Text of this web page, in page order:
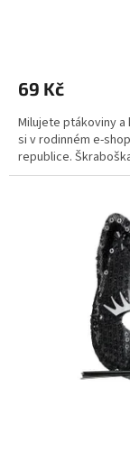
je
z
5
hvězdiček.
69 Kč
Milujete ptákoviny
si v rodinném e-
republice.